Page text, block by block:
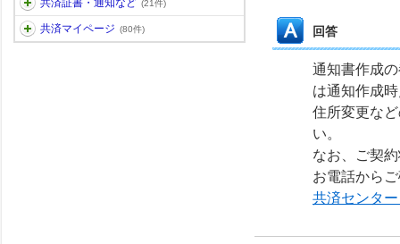
共済証書・通知など (21件)
共済マイページ (80件) 回答
通知書作成
は通知作成
住所変更な
い。
なお、ご契
お電話から
共済センタ